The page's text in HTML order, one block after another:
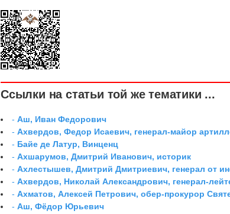
Ссылки на статьи той же тематики ...
-Аш, Иван Федорович
-Ахвердов, Федор Исаевич, генерал-майор
- Байе де Латур, Винценц
-Ахшарумов, Дмитрий Иванович, историк
-Ахлестышев, Дмитрий Дмитриевич, генерал от
-Ахвердов, Николай Александрович, генерал-
-Ахматов, Алексей Петрович, обер-прокурор
-Аш, Фёдор Юрьевич